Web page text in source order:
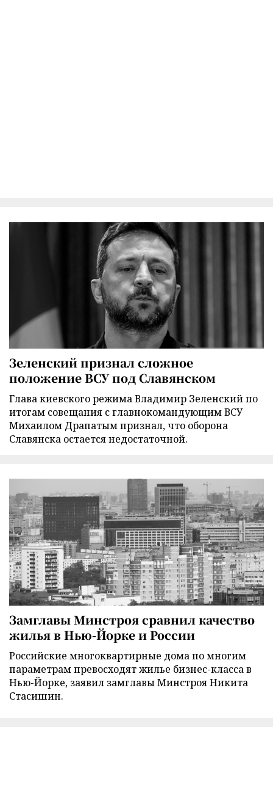
Зеленский признал сложное
положение ВСУ под Славянском
Глава киевского режима Владимир Зеленский по
итогам совещания с главнокомандующим ВСУ
Михаилом Драпатым признал, что оборона
Славянска остается недостаточной.
Замглавы Минстроя сравнил качество
жилья в Нью-Йорке и России
Российские многоквартирные дома по многим
параметрам превосходят жилье бизнес-класса в
Нью-Йорке, заявил замглавы Минстроя Никита
Стасишин.